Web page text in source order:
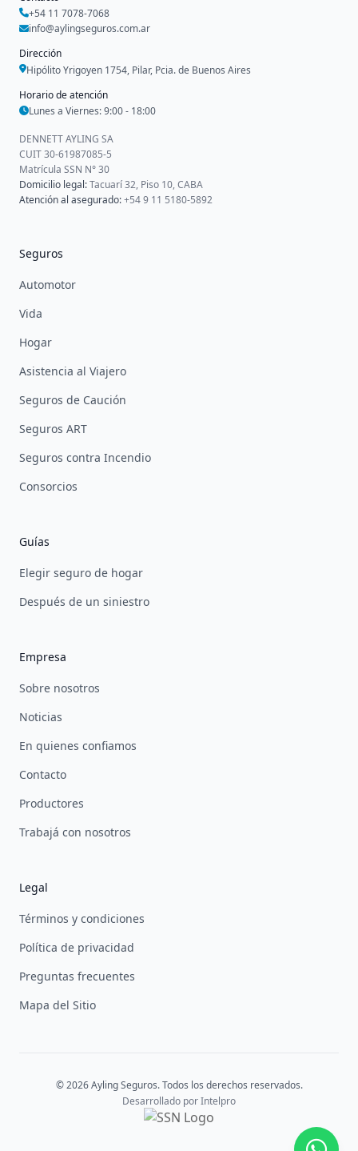
+54 11 7078-7068
info@aylingseguros.com.ar
Dirección
Hipólito Yrigoyen 1754, Pilar, Pcia. de Buenos Aires
Horario de atención
Lunes a Viernes: 9:00 - 18:00
DENNETT AYLING SA
CUIT 30-61987085-5
Matrícula SSN N° 30
Domicilio legal:Tacuarí 32, Piso 10, CABA
Atención al asegurado:+54 9 11 5180-5892
Seguros
Automotor
Vida
Hogar
Asistencia al Viajero
Seguros de Caución
Seguros ART
Seguros contra Incendio
Consorcios
Guías
Elegir seguro de hogar
Después de un siniestro
Empresa
Sobre nosotros
Noticias
En quienes confiamos
Contacto
Productores
Trabajá con nosotros
Legal
Términos y condiciones
Política de privacidad
Preguntas frecuentes
Mapa del Sitio
© 2026 Ayling Seguros. Todos los derechos reservados.
Desarrollado porIntelpro